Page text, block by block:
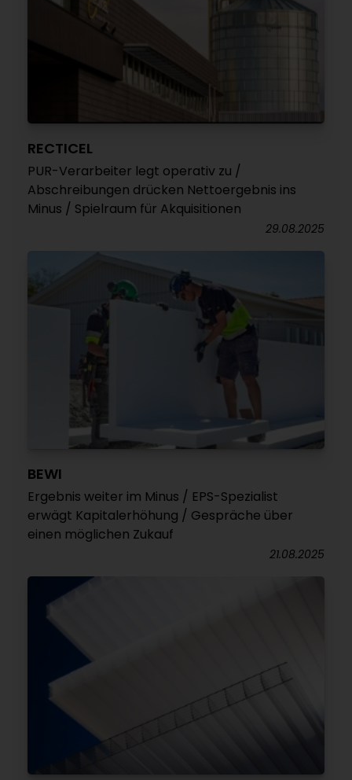
RECTICEL
PUR-Verarbeiter legt operativ zu /
Abschreibungen drücken Nettoergebnis ins
Minus / Spielraum für Akquisitionen
29.08.2025
BEWI
Ergebnis weiter im Minus / EPS-Spezialist
erwägt Kapitalerhöhung / Gespräche über
einen möglichen Zukauf
21.08.2025